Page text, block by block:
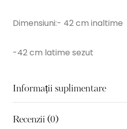
Dimensiuni:- 42 cm inaltime
-42 cm latime sezut
Informații suplimentare
Recenzii (0)